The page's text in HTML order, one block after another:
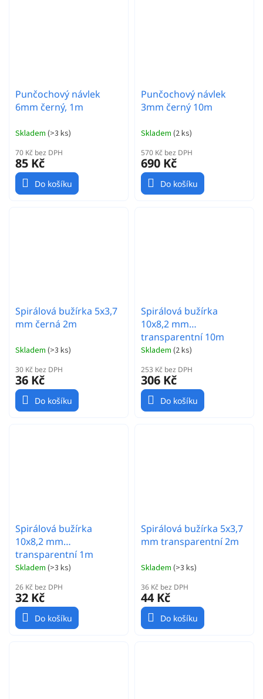
Punčochový návlek
6mm černý, 1m
Skladem (>3 ks)
70 Kč bez DPH
85 Kč
Do košíku
Punčochový návlek
3mm černý 10m
Skladem (2 ks)
570 Kč bez DPH
690 Kč
Do košíku
Spirálová bužírka 5x3,7
mm černá 2m
Skladem (>3 ks)
30 Kč bez DPH
36 Kč
Do košíku
Spirálová bužírka
10x8,2 mm
transparentní 10m
Skladem (2 ks)
253 Kč bez DPH
306 Kč
Do košíku
Spirálová bužírka
10x8,2 mm
transparentní 1m
Skladem (>3 ks)
26 Kč bez DPH
32 Kč
Do košíku
Spirálová bužírka 5x3,7
mm transparentní 2m
Skladem (>3 ks)
36 Kč bez DPH
44 Kč
Do košíku